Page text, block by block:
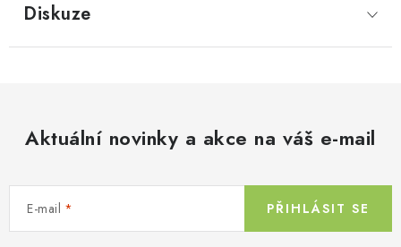
Diskuze
Aktuální novinky a akce na váš e-mail
E-mail PŘIHLÁSIT SE